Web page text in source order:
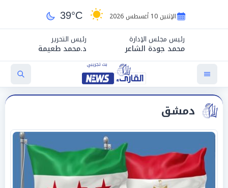
الإثنين 10 أغسطس 2026 39°C
رئيس مجلس الإدارة
محمد جودة الشاعر
رئيس التحرير
د.محمد طعيمة
دمشق